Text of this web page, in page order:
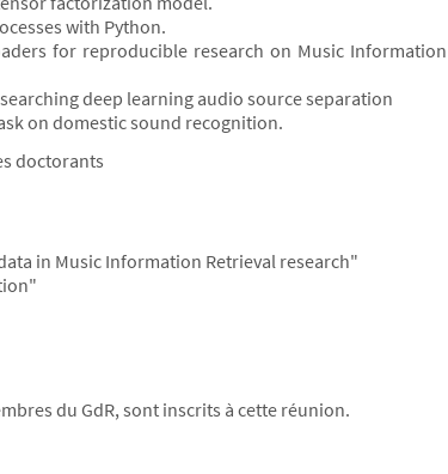
with Python.
for reproducible research on Music Information
deep learning audio source separation
on domestic sound recognition.
doctorants
in Music Information Retrieval research"
du GdR, sont inscrits à cette réunion.